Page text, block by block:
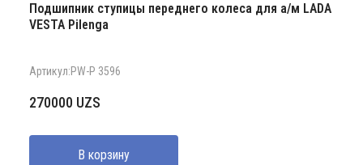
Подшипник ступицы переднего колеса для а/м LADA
VESTA Pilenga
Артикул:PW-P 3596
270000 UZS
В корзину